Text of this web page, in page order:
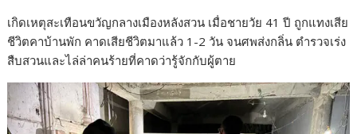
เกิดเหตุสะเทือนขวัญกลางเมืองหลังสวน เมื่อชายวัย 41 ปี ถูกแทงเสีย
ชีวิตคาบ้านพัก คาดเสียชีวิตมาแล้ว 1-2 วัน จนศพส่งกลิ่น ตำรวจเร่ง
สืบสวนและไล่ล่าคนร้ายที่คาดว่ารู้จักกับผู้ตาย